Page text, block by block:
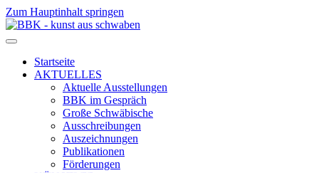
Zum Hauptinhalt springen
Startseite
AKTUELLES
Aktuelle Ausstellungen
BBK im Gespräch
Große Schwäbische
Ausschreibungen
Auszeichnungen
Publikationen
Förderungen